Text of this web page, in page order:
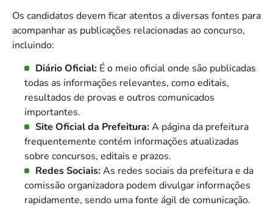
Os candidatos devem ficar atentos a diversas fontes para
acompanhar as publicações relacionadas ao concurso,
incluindo:
Diário Oficial: É o meio oficial onde são publicadas
todas as informações relevantes, como editais,
resultados de provas e outros comunicados
importantes.
Site Oficial da Prefeitura:A página da prefeitura
frequentemente contém informações atualizadas
sobre concursos, editais e prazos.
Redes Sociais:As redes sociais da prefeitura e da
comissão organizadora podem divulgar informações
rapidamente, sendo uma fonte ágil de comunicação.